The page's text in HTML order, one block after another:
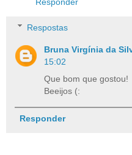
Respostas
Bruna Virgínia da
15:02
Que bom que gostou!
Beeijos (:
Responder